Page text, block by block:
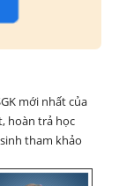
mới nhất của
hoàn trả học
tham khảo